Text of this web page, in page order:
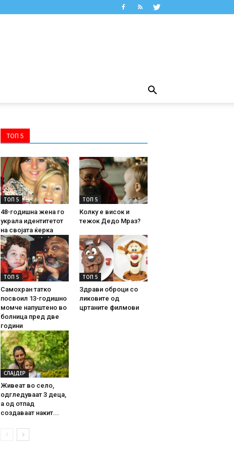
ТОП 5
ТОП 5
48-годишна жена го
украла идентитетот
на својата ќерка
ТОП 5
Колку е висок и
тежок Дедо Мраз?
ТОП 5
Самохран татко
посвоил 13-годишно
момче напуштено во
болница пред две
години
ТОП 5
Здрави оброци со
ликовите од
цртаните филмови
СЛАЈДЕР
Живеат во село,
одгледуваат 3 деца,
а од отпад
создаваат накит...